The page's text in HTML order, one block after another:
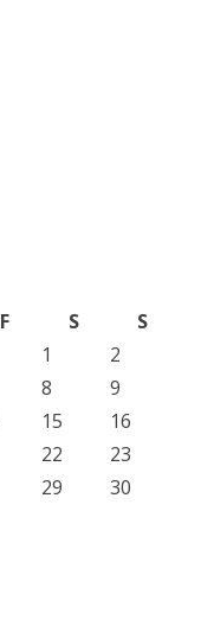
F S
S
1
2
8
9
15
16
22
23
29
30